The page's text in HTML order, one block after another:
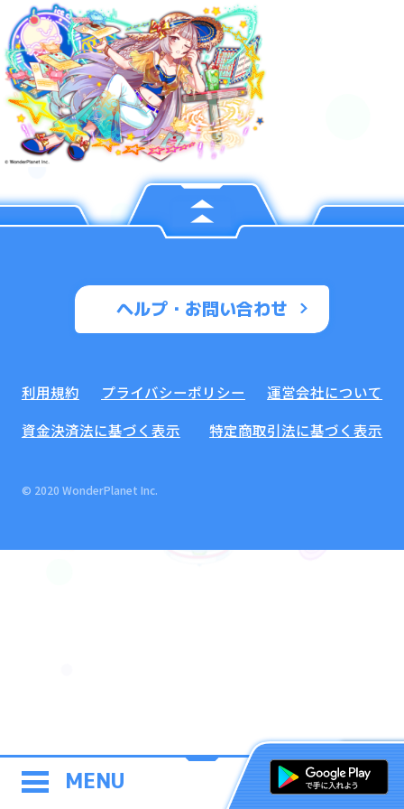
MENU
ヘルプ・お問い合わせ
利用規約 プライバシーポリシー
運営会社について
資金決済法に基づく表示
特定商取引法に基づく表示
© 2020 WonderPlanet Inc.